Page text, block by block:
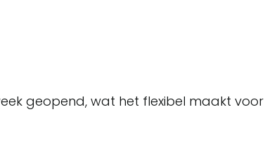
geopend, wat het flexibel maakt voor